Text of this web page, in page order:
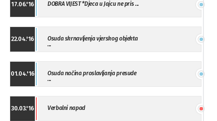
17.06.'16 DOBRA VIJEST *Djeca u Jajcu ne pris ...
22.04.'16
Osuda skrnavljenja vjerskog objekta
...
01.04.'16
Osuda načina proslavljanja presude
...
30.03.'16 Verbalni napad